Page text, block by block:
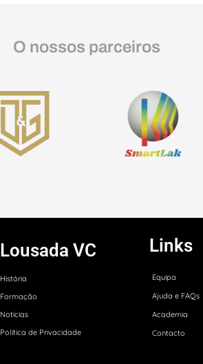
O nossos parceiros
Lousada VC
História
Formação
Notícias
Política de Privacidade
Links
Equipa
Ajuda e FAQs
Academia
Contacto